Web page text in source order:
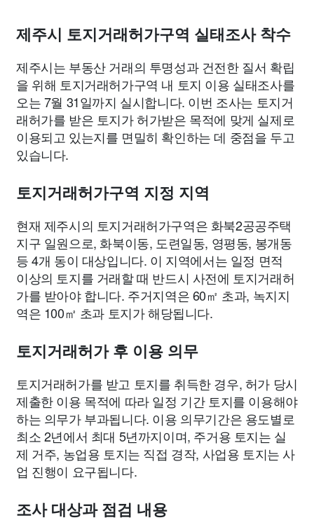
제주시 토지거래허가구역 실태조사 착수
제주시는 부동산 거래의 투명성과 건전한 질서 확립
을 위해 토지거래허가구역 내 토지 이용 실태조사를
오는 7월 31일까지 실시합니다. 이번 조사는 토지거
래허가를 받은 토지가 허가받은 목적에 맞게 실제로
이용되고 있는지를 면밀히 확인하는 데 중점을 두고
있습니다.
토지거래허가구역 지정 지역
현재 제주시의 토지거래허가구역은 화북2공공주택
지구 일원으로, 화북이동, 도련일동, 영평동, 봉개동
등 4개 동이 대상입니다. 이 지역에서는 일정 면적
이상의 토지를 거래할 때 반드시 사전에 토지거래허
가를 받아야 합니다. 주거지역은 60㎡ 초과, 녹지지
역은 100㎡ 초과 토지가 해당됩니다.
토지거래허가 후 이용 의무
토지거래허가를 받고 토지를 취득한 경우, 허가 당시
제출한 이용 목적에 따라 일정 기간 토지를 이용해야
하는 의무가 부과됩니다. 이용 의무기간은 용도별로
최소 2년에서 최대 5년까지이며, 주거용 토지는 실
제 거주, 농업용 토지는 직접 경작, 사업용 토지는 사
업 진행이 요구됩니다.
조사 대상과 점검 내용